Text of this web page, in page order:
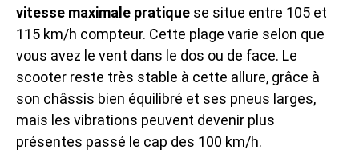
vitesse maximale pratique se situe entre 105 et
115 km/h compteur. Cette plage varie selon que
vous avez le vent dans le dos ou de face. Le
scooter reste très stable à cette allure, grâce à
son châssis bien équilibré et ses pneus larges,
mais les vibrations peuvent devenir plus
présentes passé le cap des 100 km/h.